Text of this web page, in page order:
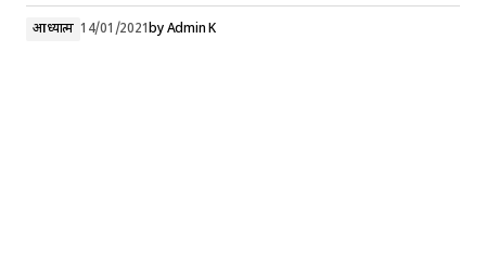
आध्यात्म 14/01/2021byAdmin K